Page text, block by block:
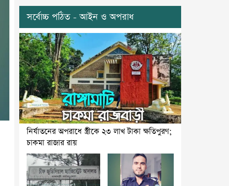
সর্বোচ্চ পঠিত - আইন ও অপরাধ
নির্যাতনের অপরাধে স্ত্রীকে ২৩ লাখ টাকা ক্ষতিপুরণ;
চাকমা রাজার রায়